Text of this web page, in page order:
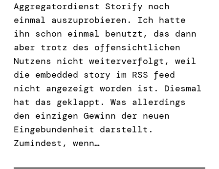
Aggregatordienst Storify noch
einmal auszuprobieren. Ich hatte
ihn schon einmal benutzt, das dann
aber trotz des offensichtlichen
Nutzens nicht weiterverfolgt, weil
die embedded story im RSS feed
nicht angezeigt worden ist. Diesmal
hat das geklappt. Was allerdings
den einzigen Gewinn der neuen
Eingebundenheit darstellt.
Zumindest, wenn…